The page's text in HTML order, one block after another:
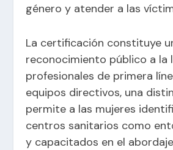
género y atender a las
La certificación constituye
reconocimiento público a la
profesionales de primera
equipos directivos, una
permite a las mujeres
centros sanitarios como
y capacitados en el